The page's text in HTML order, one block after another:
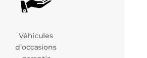
Véhicules
d’occasions